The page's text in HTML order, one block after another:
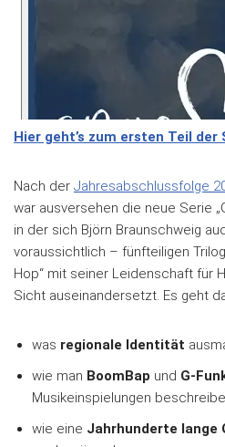
Hier geht’s zum ersten Teil der
Nach der Jahresabschlussfolge
war ausversehen die neue Serie
in der sich Björn Braunschweig
voraussichtlich – fünfteiligen
Hop“ mit seiner Leidenschaft für
Sicht auseinandersetzt. Es geht
was regionale Identität
wie man BoomBap und G-
Musikeinspielungen
wie eine Jahrhunderte lange